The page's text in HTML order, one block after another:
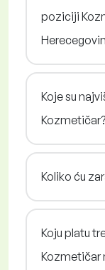
poziciji
Koje su
Kozmetičar?
Koliko ću
Koju platu
Kozmetičar